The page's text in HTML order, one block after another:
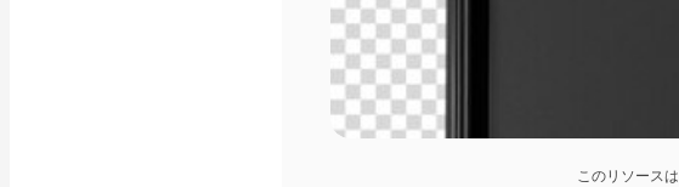
このリソースは